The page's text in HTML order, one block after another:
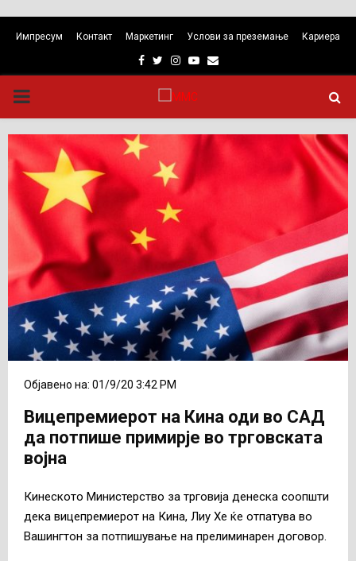
Импресум Контакт Маркетинг Услови за преземање Кариера
Facebook
TwitterInstagram
Youtube
Email
PRIMARY
MENU
Објавено на: 01/9/20 3:42 PM
Вицепремиерот на Кина оди во САД
да потпише примирје во трговската
војна
Кинеското Министерство за трговија денеска соопшти
дека вицепремиерот на Кина, Лиу Хе ќе отпатува во
Вашингтон за потпишување на прелиминарен договор.